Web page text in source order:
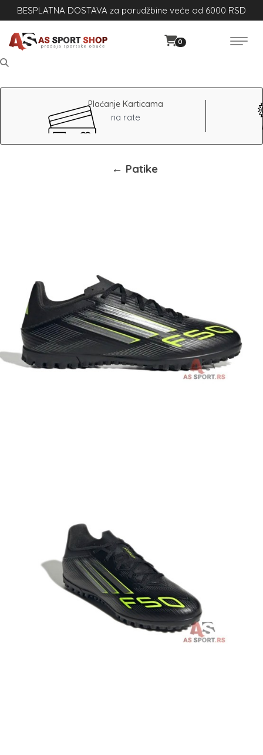
BESPLATNA DOSTAVA za porudžbine veće od 6000 RSD
0
Plaćanje Karticama
na rate
← Patike